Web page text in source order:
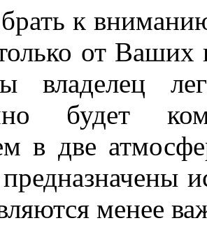
к
от
владелец
будет
в две
менее